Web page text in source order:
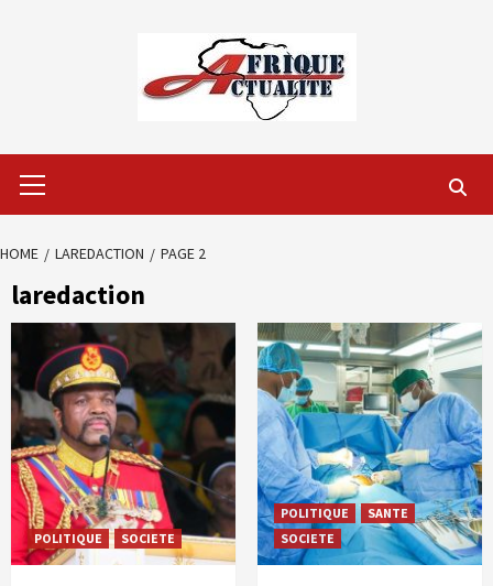
Menu
HOME LAREDACTION PAGE 2
laredaction
POLITIQUE SOCIETE
POLITIQUE
SANTE
SOCIETE